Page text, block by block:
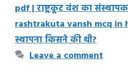
pdf | राष्ट्रकूट वंश का
rashtrakuta vansh mcq in
स्थापना किसने की थी?
Leave a comment